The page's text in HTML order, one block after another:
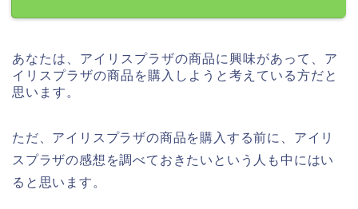
あなたは、アイリスプラザの商品に興味があって、ア
イリスプラザの商品を購入しようと考えている方だと
思います。
ただ、アイリスプラザの商品を購入する前に、アイリ
スプラザの感想を調べておきたいという人も中にはい
ると思います。